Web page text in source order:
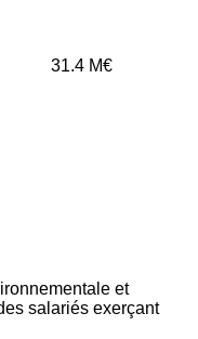
31.4 M€
et
salariés exerçant